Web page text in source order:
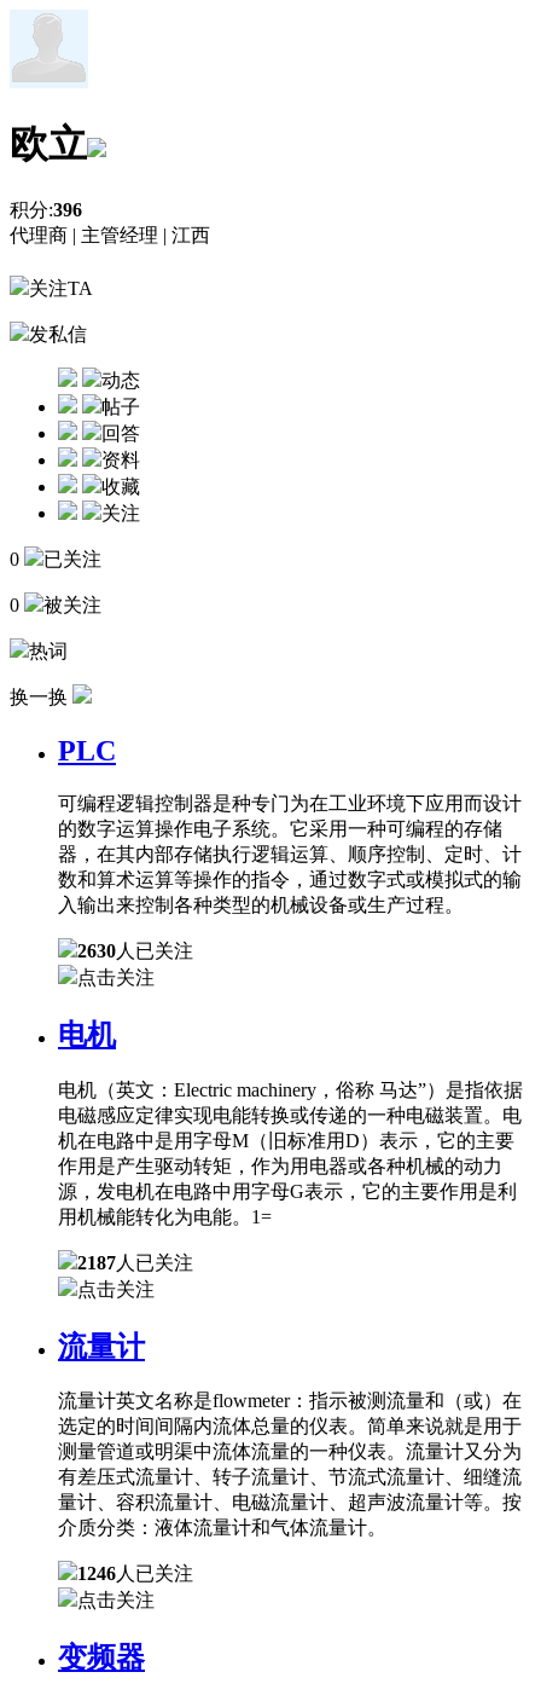
欧立
积分:396
代理商 | 主管经理 | 江西
关注TA
发私信
动态
帖子
回答
资料
收藏
关注
0 已关注
0 被关注
热词
换一换
PLC
可编程逻辑控制器是种专门为在工业环境下应用而设计
的数字运算操作电子系统。它采用一种可编程的存储
器，在其内部存储执行逻辑运算、顺序控制、定时、计
数和算术运算等操作的指令，通过数字式或模拟式的输
入输出来控制各种类型的机械设备或生产过程。
2630人已关注
点击关注
电机
电机（英文：Electric machinery，俗称 马达”）是指依据
电磁感应定律实现电能转换或传递的一种电磁装置。电
机在电路中是用字母M（旧标准用D）表示，它的主要
作用是产生驱动转矩，作为用电器或各种机械的动力
源，发电机在电路中用字母G表示，它的主要作用是利
用机械能转化为电能。1=
2187人已关注
点击关注
流量计
流量计英文名称是flowmeter：指示被测流量和（或）在
选定的时间间隔内流体总量的仪表。简单来说就是用于
测量管道或明渠中流体流量的一种仪表。流量计又分为
有差压式流量计、转子流量计、节流式流量计、细缝流
量计、容积流量计、电磁流量计、超声波流量计等。按
介质分类：液体流量计和气体流量计。
1246人已关注
点击关注
变频器